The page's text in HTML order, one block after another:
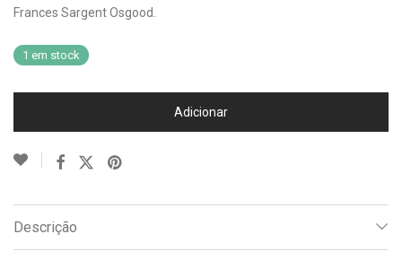
Frances Sargent Osgood.
1 em stock
Adicionar
Descrição